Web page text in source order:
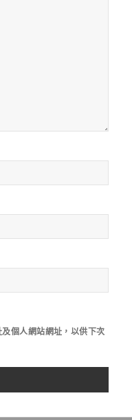
個人網站網址，以供下次